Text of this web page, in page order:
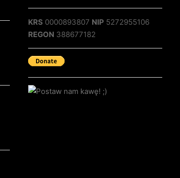
KRS 0000893807 NIP 5272955106
REGON 388677182